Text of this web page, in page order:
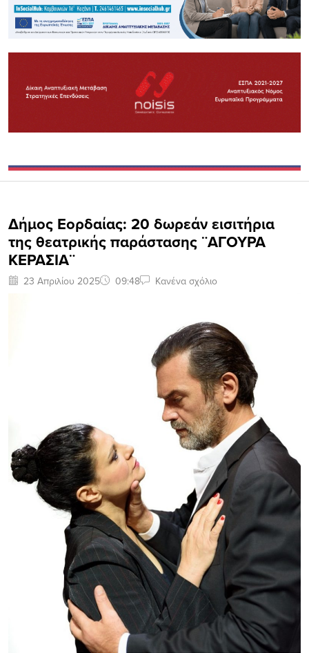
Δήμος Εορδαίας: 20 δωρεάν εισιτήρια
της θεατρικής παράστασης ¨ΑΓΟΥΡΑ
ΚΕΡΑΣΙΑ¨
23 Απριλίου 2025 09:48 Κανένα σχόλιο